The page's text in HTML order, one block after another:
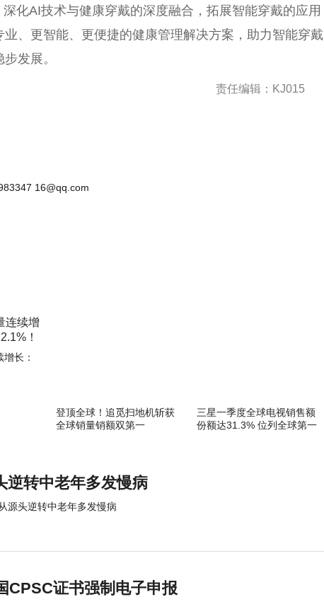
深化AI技术与健康穿戴的深度融合，拓展智能穿戴的应用
、更智能、更便捷的健康管理解决方案，助力智能穿戴
发展。
责任编辑：KJ015
16@qq.com
长：
登顶全球！追觅扫地机斩获
全球销量销额双第一
三星一季度全球电视销售额
份额达31.3% 位列全球第一
逆转中老年多发慢病
源头逆转中老年多发慢病
CPSC证书强制电子申报